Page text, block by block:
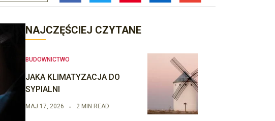
NAJCZĘŚCIEJ CZYTANE
BUDOWNICTWO
JAKA KLIMATYZACJA DO
SYPIALNI
MAJ 17, 2026 2 MIN READ